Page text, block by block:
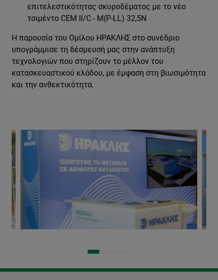
επιτελεστικότητας σκυροδέματος με το νέο
τσιμέντο CEM II/C - M(P-LL) 32,5N
Η παρουσία του Ομίλου ΗΡΑΚΛΗΣ στο συνέδριο
υπογράμμισε τη δέσμευσή μας στην ανάπτυξη
τεχνολογιών που στηρίζουν το μέλλον του
κατασκευαστικού κλάδου, με έμφαση στη βιωσιμότητα
και την ανθεκτικότητα.